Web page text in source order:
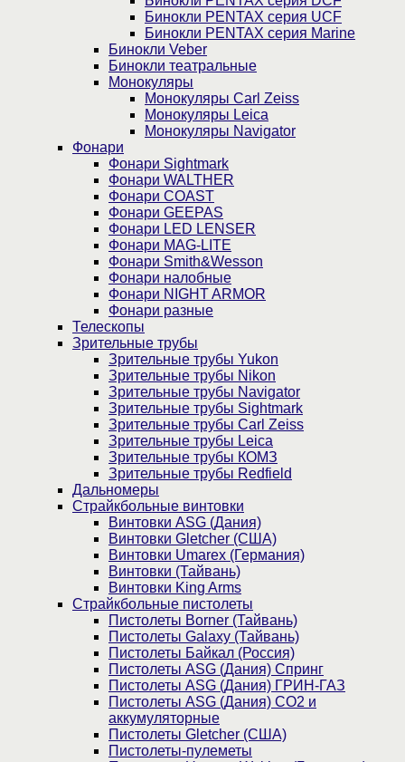
Бинокли PENTAX серия UCF
Бинокли PENTAX серия Marine
Бинокли Veber
Бинокли театральные
Монокуляры
Монокуляры Carl Zeiss
Монокуляры Leica
Монокуляры Navigator
Фонари
Фонари Sightmark
Фонари WALTHER
Фонари COAST
Фонари GEEPAS
Фонари LED LENSER
Фонари MAG-LITE
Фонари Smith&Wesson
Фонари налобные
Фонари NIGHT ARMOR
Фонари разные
Телескопы
Зрительные трубы
Зрительные трубы Yukon
Зрительные трубы Nikon
Зрительные трубы Navigator
Зрительные трубы Sightmark
Зрительные трубы Carl Zeiss
Зрительные трубы Leica
Зрительные трубы КОМЗ
Зрительные трубы Redfield
Дальномеры
Страйкбольные винтовки
Винтовки ASG (Дания)
Винтовки Gletcher (США)
Винтовки Umarex (Германия)
Винтовки (Тайвань)
Винтовки King Arms
Страйкбольные пистолеты
Пистолеты Borner (Тайвань)
Пистолеты Galaxy (Тайвань)
Пистолеты Байкал (Россия)
Пистолеты ASG (Дания) Спринг
Пистолеты ASG (Дания) ГРИН-ГАЗ
Пистолеты ASG (Дания) CO2 и
аккумуляторные
Пистолеты Gletcher (США)
Пистолеты-пулеметы